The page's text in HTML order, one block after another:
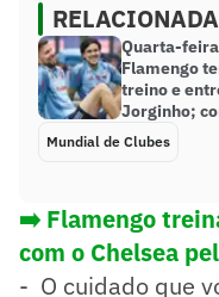
Quarta-
Flamengo
treino e
Jorginho;
Mundial de Clubes
➡️ Flamengo
com o Chelsea
- O cuidado que